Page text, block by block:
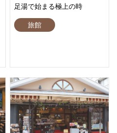
足湯で始まる極上の時
旅館